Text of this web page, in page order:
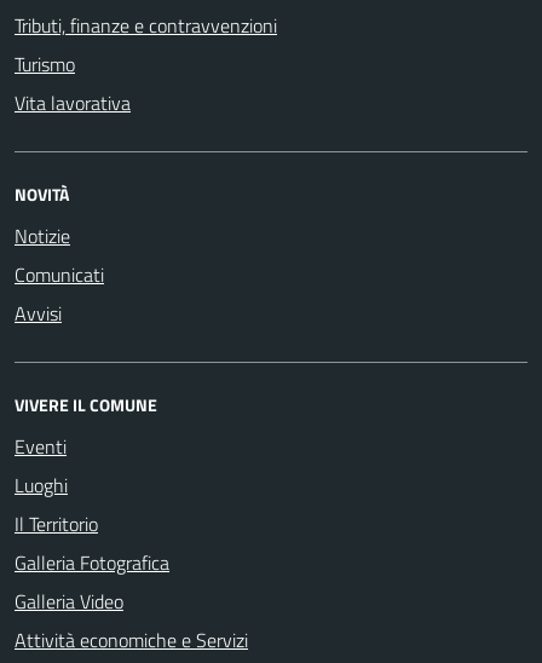
Tributi, finanze e contravvenzioni
Turismo
Vita lavorativa
NOVITÀ
Notizie
Comunicati
Avvisi
VIVERE IL COMUNE
Eventi
Luoghi
Il Territorio
Galleria Fotografica
Galleria Video
Attività economiche e Servizi